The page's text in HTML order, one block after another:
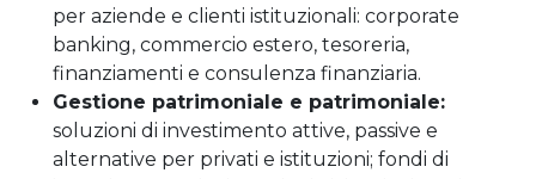
per aziende e clienti istituzionali: corporate
banking, commercio estero, tesoreria,
finanziamenti e consulenza finanziaria.
Gestione patrimoniale e patrimoniale:
soluzioni di investimento attive, passive e
alternative per privati ​​e istituzioni; fondi di